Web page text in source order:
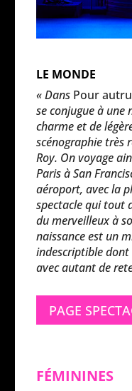
LE MONDE
« Dans Pour
se conjugue à une
charme et de
scénographie très
Roy. On voyage
Paris à San
aéroport, avec la
spectacle qui tout
du merveilleux à
naissance est un
indescriptible dont
avec autant de
PAGE
FÉMININES